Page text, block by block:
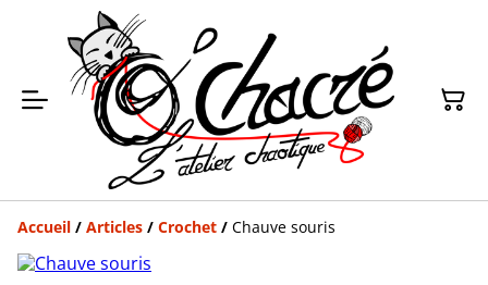
Accueil / Articles / Crochet / Chauve souris